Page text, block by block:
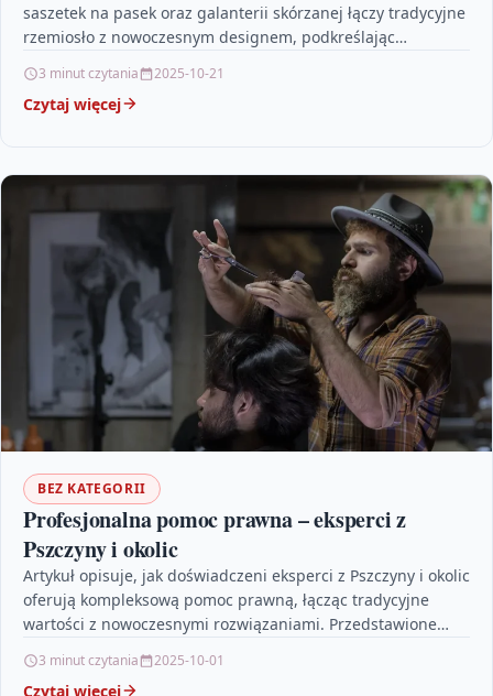
saszetek na pasek oraz galanterii skórzanej łączy tradycyjne
rzemiosło z nowoczesnym designem, podkreślając
3 minut czytania 2025-10-21
Czytaj więcej
BEZ KATEGORII
Profesjonalna pomoc prawna – eksperci z
Pszczyny i okolic
Artykuł opisuje, jak doświadczeni eksperci z Pszczyny i okolic
oferują kompleksową pomoc prawną, łącząc tradycyjne
wartości z nowoczesnymi rozwiązaniami. Przedstawione
3 minut czytania 2025-10-01
Czytaj więcej